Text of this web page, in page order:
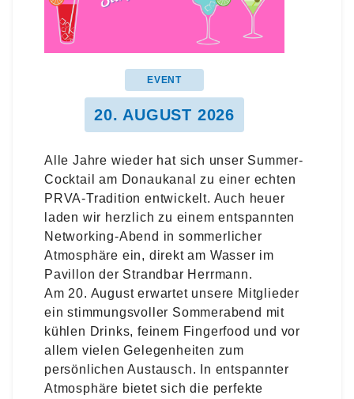
EVENT
20. AUGUST 2026
Alle Jahre wieder hat sich unser Summer-
Cocktail am Donaukanal zu einer echten
PRVA-Tradition entwickelt. Auch heuer
laden wir herzlich zu einem entspannten
Networking-Abend in sommerlicher
Atmosphäre ein, direkt am Wasser im
Pavillon der Strandbar Herrmann.
Am 20. August erwartet unsere Mitglieder
ein stimmungsvoller Sommerabend mit
kühlen Drinks, feinem Fingerfood und vor
allem vielen Gelegenheiten zum
persönlichen Austausch. In entspannter
Atmosphäre bietet sich die perfekte